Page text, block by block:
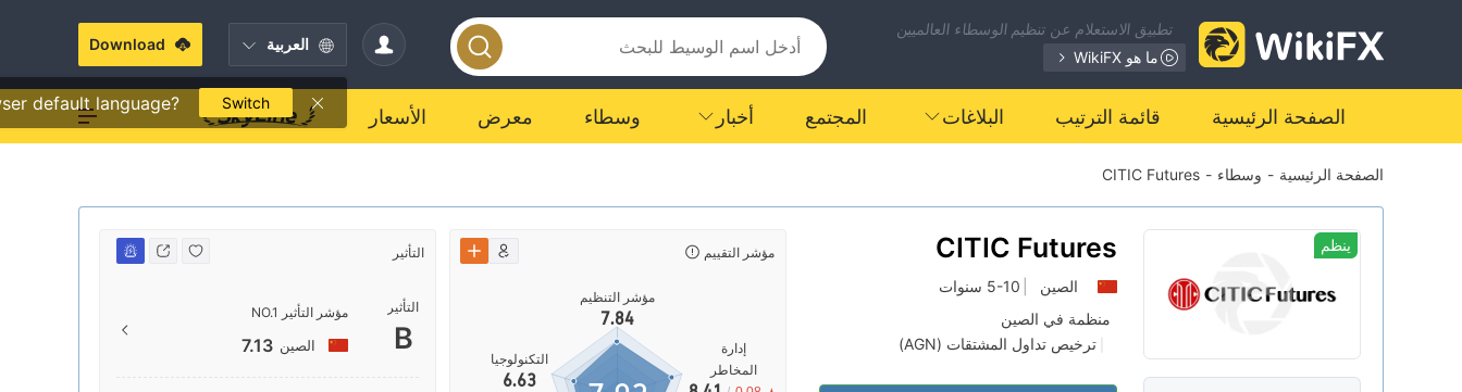
تطبيق الاستعلام عن تنظيم الوسطاء العالميين
ما هو WikiFX
العربية
default language? Switch
Download
الصفحة الرئيسية قائمة الترتيب البلاغات المجتمع أخبار وسطاء معرض الأسعار
الصفحة الرئيسية - وسطاء -
CITIC Futures
ينظم
1
2
3
5
3
4
5
7
0
1
CITIC Futures
الصين
5-10 سنوات
منظمة في الصين
ترخيص تداول المشتقات (AGN)
مؤشر التقييم
مؤشر التنظيم
7.84
التكنولوجيا
6.63
إدارة
المخاطر
التأثير
التأثير
B
مؤشر التأثير NO.1
الصين 7.13